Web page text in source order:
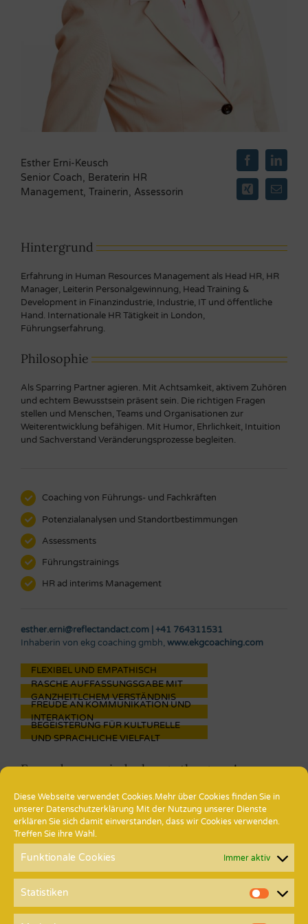
Diese Webseite verwendet Cookies.Mehr über Cookies finden Sie in
unserer Datenschutzerklärung Mit der Nutzung unserer Dienste
erklären Sie sich damit einverstanden, dass wir Cookies verwenden.
Treffen Sie ihre Wahl.
Funktionale Cookies Immer aktiv
Statistiken
Esther Erni-Keusch
Senior Coach, Beraterin HR
Management, Trainerin, Assessorin
Hintergrund
Erfahrung in Human Resources Management als Head HR, HR
Manager, Leiterin Personalgewinnung, Head Training &
Development in Finanzindustrie, Industrie, IT und öffentliche
Hand. Internationale HR Tätigkeit in London,
Führungserfahrung.
Philosophie
Als Sparring Partner agieren. Mit Achtsamkeit, aktivem Zuhören
und echtem Bewusstsein präsent sein. Die richtigen Fragen
stellen und Menschen, Teams und Organisationen zur
Weiterentwicklung befähigen. Mit Humor, Ehrlichkeit, Intuition
und Sachverstand Veränderungsprozesse begleiten.
Coaching von Führungs- und Fachkräften
Potenzialanalysen und Standortbestimmungen
Assessments
Führungstrainings
HR ad interims Management
esther.erni@reflectandact.com | +41 764311531
Inhaberin von ekg coaching gmbh,www.ekgcoaching.com
FLEXIBEL UND EMPATHISCH
RASCHE AUFFASSUNGSGABE MIT
GANZHEITLCHEM VERSTÄNDNIS
FREUDE AN KOMMUNIKATION UND
INTERAKTION
BEGEISTERUNG FÜR KULTURELLE
UND SPRACHLICHE VIELFALT
Expand your mind, change the game!
„Neue Sichtweisen, eine bewusste und vertiefte
Auseinandersetzung mit sich selbst sowie zielgerichtete
Handlungen ermöglichen Veränderungen und Agilität für eine
erfolgsversprechende und erfüllende Zukunft.